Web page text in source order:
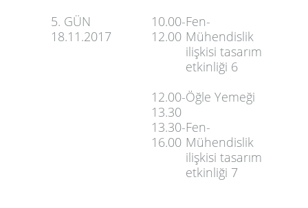
5. GÜN
18.11.2017
10.00-
12.00
Fen-
Mühendislik
ilişkisi tasarım
etkinliği 6
12.00-
13.30
Öğle Yemeği
13.30-
16.00
Fen-
Mühendislik
ilişkisi tasarım
etkinliği 7